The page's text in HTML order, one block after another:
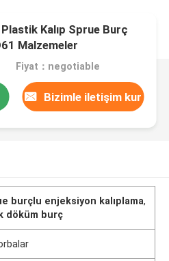
Kalıp Sprue Burç
Malzemeler
Fiyat：negotiable
Bizimle iletişim kur
burçlu enjeksiyon kalıplama,
döküm burç